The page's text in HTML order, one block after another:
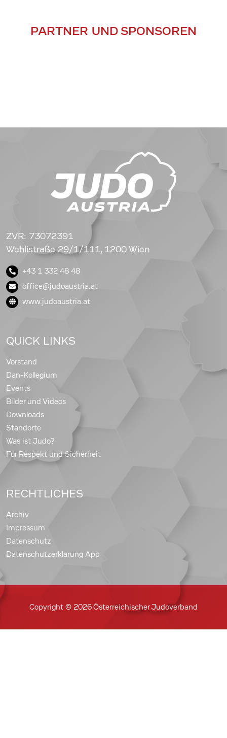
PARTNER UND SPONSOREN
ZVR: 73072391
Wehlistraße 29/1/111, 1200 Wien
+43 1 332 48 48
office@judoaustria.at
www.judoaustria.at
QUICK LINKS
Vorstand
Dan-Kollegium
Events
Bilder und Videos
Downloads
Standorte
Was ist Judo?
Für Respekt und Sicherheit
RECHTLICHES
Archiv
Impressum
Datenschutz
Datenschutzerklärung App
Copyright © 2026 Österreichischer Judoverband